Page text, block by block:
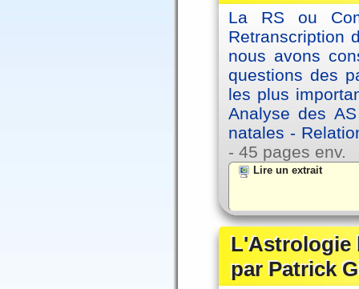
La RS ou
Retranscription
nous avons
questions des
les plus
Analyse des
natales -
- 45 pages env.
Lire un extrait
L'Astrologie
par Patrick